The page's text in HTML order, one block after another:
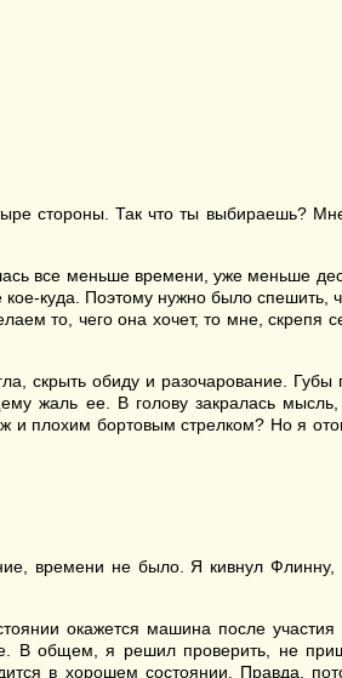
стороны. Так что ты выбираешь? Мне
все меньше времени, уже меньше
куда. Поэтому нужно было спешить,
то, чего она хочет, то мне, скрепя
скрыть обиду и разочарование. Губы
жаль ее. В голову закралась мысль,
и плохим бортовым стрелком? Но я
времени не было. Я кивнул Флинну,
окажется машина после
В общем, я решил проверить, не
в хорошем состоянии. Правда,